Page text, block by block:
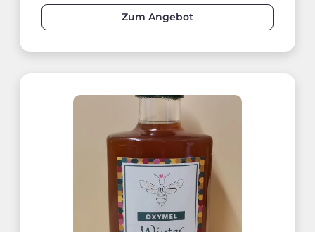
Zum Angebot